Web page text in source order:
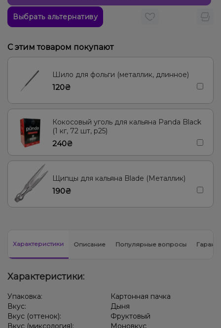
Конфеты, Яблоко Клубника, Конфеты, Сливки/Крем
Дыня, Ежевика, Малина, Черника/Голубика
Апельсин, Грейпфрут, Клубника, Лимон, Малина, Черника/
Голубика
Апельсин, Дыня, Черника/Голубика
Сливки/Крем, Ягоды
Ананас, Маракуйя
Пряности/Специи, Чай, Ягоды
Выбрать альтернативу
С этим товаром покупают
Шило для фольги (металлик, длинное)
120₴
Кокосовый уголь для кальяна Panda Black
(1 кг, 72 шт, р25)
240₴
Щипцы для кальяна Blade (Металлик)
190₴
Характеристики Описание Популярные вопросы
Характеристики:
Упаковка:
Картонная пачка
Вкус:
Дыня
Вкус (оттенок):
Фруктовый
Вкус (миксология):
Моновкус